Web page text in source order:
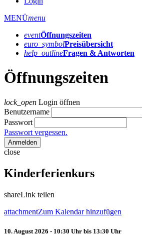
MENÜmenu
eventÖffnungs­zeiten
euro_symbolPreis­übersicht
help_outlineFragen & Antworten
Öffnungszeiten
lock_open Login öffnen
Benutzername
Passwort
Passwort vergessen.
Anmelden
close
Kinderferienkurs
shareLink teilen
attachmentZum Kalendar hinzufügen
10. August 2026 - 10:30 Uhr bis 13:30 Uhr